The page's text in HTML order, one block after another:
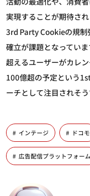
実現することが期待され
3rd Party Cookieの規制
確立が課題となってい
超えるユーザーがカレ
100億超の予定という
ーチとして注目されそう
インテージ ドコモ
広告配信プラットフォーム